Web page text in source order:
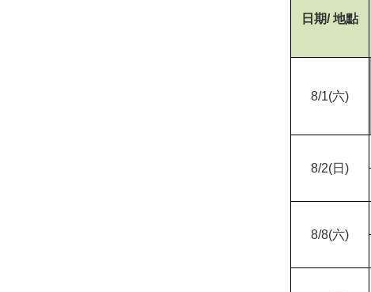
日期/ 地點
8/1(六)
8/2(日)
8/8(六)